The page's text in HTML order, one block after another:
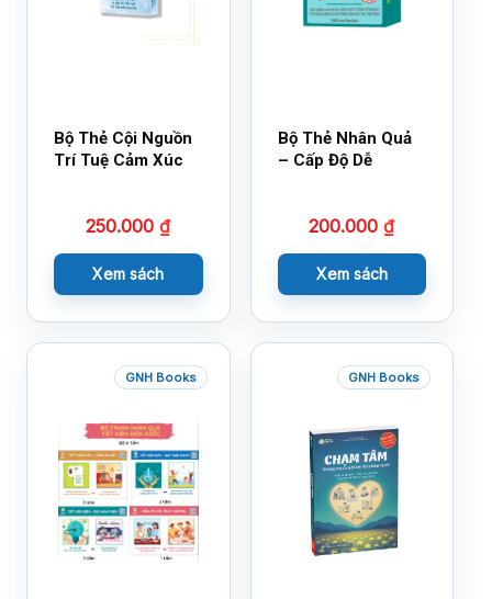
Bộ Thẻ Cội Nguồn
Trí Tuệ Cảm Xúc
250.000₫
Xem sách
Bộ Thẻ Nhân Quả
– Cấp Độ Dễ
200.000₫
Xem sách
GNH Books GNH Books